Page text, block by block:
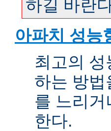
하길 바란
아파치 성능
최고의
하는 방법
를 느리
한다.